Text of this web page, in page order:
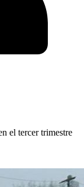
el tercer trimestre